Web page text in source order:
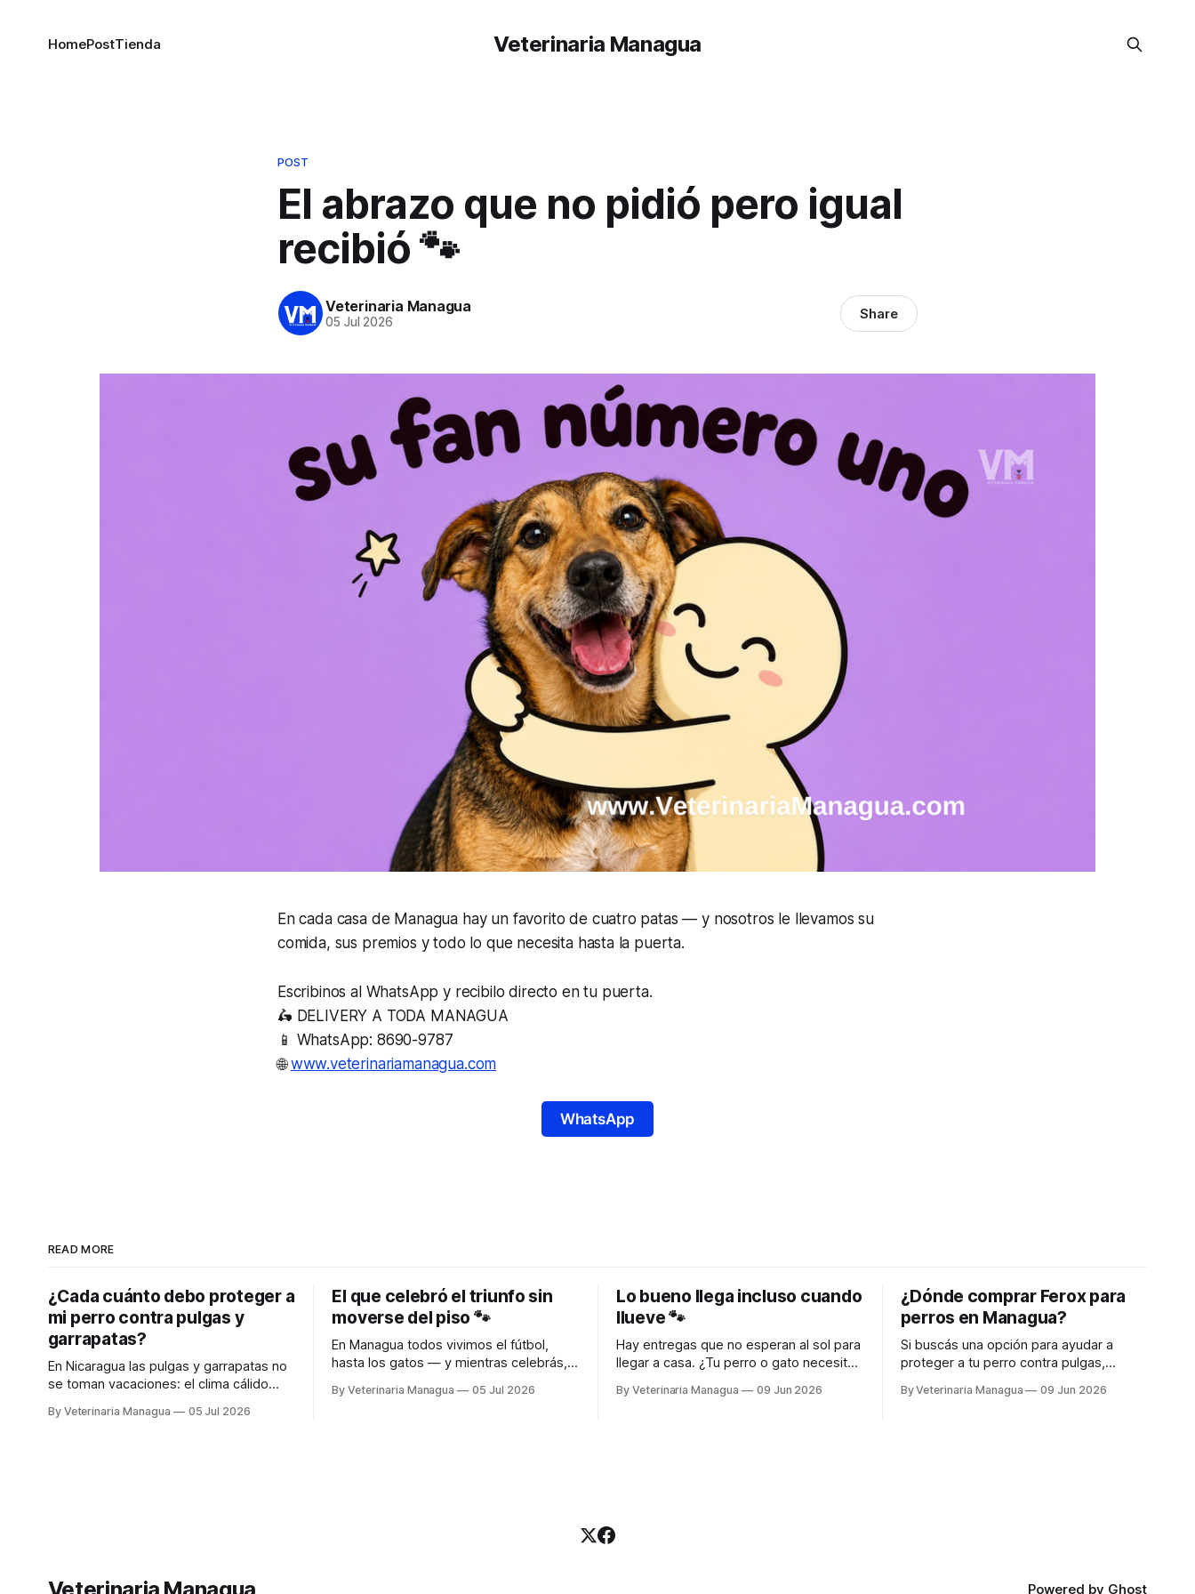
Veterinaria Managua
HomePostTienda
POST
El abrazo que no pidió pero igual
recibió 🐾
Veterinaria Managua
05 Jul 2026 Share
En cada casa de Managua hay un favorito de cuatro patas — y nosotros le llevamos su
comida, sus premios y todo lo que necesita hasta la puerta.
Escribinos al WhatsApp y recibilo directo en tu puerta.
🛵 DELIVERY A TODA MANAGUA
📱 WhatsApp: 8690-9787
🌐www.veterinariamanagua.com
WhatsApp
READ MORE
¿Cada cuánto debo proteger a
mi perro contra pulgas y
garrapatas?
En Nicaragua las pulgas y garrapatas no
se toman vacaciones: el clima cálido
eso la protección de tu perro no es algo
By Veterinaria Managua 05 Jul 2026
El que celebró el triunfo sin
moverse del piso 🐾
En Managua todos vivimos el fútbol,
hasta los gatos — y mientras celebrás,
necesita hasta la puerta. Escribinos al
By Veterinaria Managua 05 Jul 2026
Lo bueno llega incluso cuando
llueve 🐾
Hay entregas que no esperan al sol para
llegar a casa. ¿Tu perro o gato necesita
recibilo directo en tu puerta. 🛵
By Veterinaria Managua 09 Jun 2026
¿Dónde comprar Ferox para
perros en Managua?
Si buscás una opción para ayudar a
proteger a tu perro contra pulgas,
alternativa de acción prolongada
By Veterinaria Managua 09 Jun 2026
Powered by Ghost